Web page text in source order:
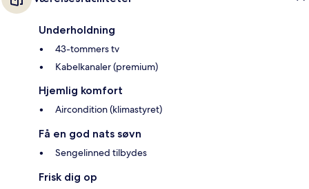
Underholdning
43-tommers tv
Kabelkanaler (premium)
Hjemlig komfort
Aircondition (klimastyret)
Få en god nats søvn
Sengelinned tilbydes
Frisk dig op